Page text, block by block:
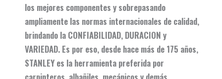
los mejores componentes y sobrepasando
ampliamente las normas internacionales de calidad,
brindando la CONFIABILIDAD, DURACION y
VARIEDAD. Es por eso, desde hace más de 175 años,
STANLEY es la herramienta preferida por